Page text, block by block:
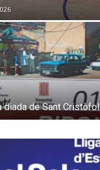
diada de Sant Cristòfol